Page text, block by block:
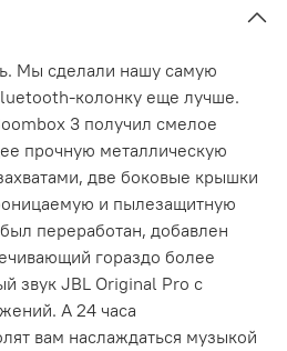
Мы сделали нашу самую
колонку еще лучше.
3 получил смелое
прочную металлическую
две боковые крышки
и пылезащитную
переработан, добавлен
гораздо более
звук JBL Original Pro с
А 24 часа
вам наслаждаться музыкой